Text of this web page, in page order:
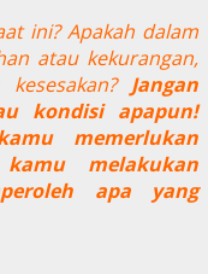
ini? Apakah dalam
atau kekurangan,
Jangan
kondisi apapun!
memerlukan
melakukan
apa yang